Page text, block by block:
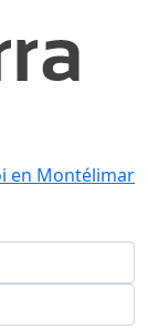
en Montélimar